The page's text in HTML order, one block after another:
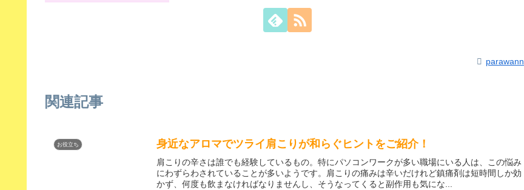
parawann
関連記事
お役立ち 身近なアロマでツライ肩こりが和らぐヒントをご紹介！
肩こりの辛さは誰でも経験しているもの。特にパソコンワークが多い職場にいる人は、この悩み
にわずらわされていることが多いようです。肩こりの痛みは辛いだけれど鎮痛剤は短時間しか効
かず、何度も飲まなければなりませんし、そうなってくると副作用も気にな...